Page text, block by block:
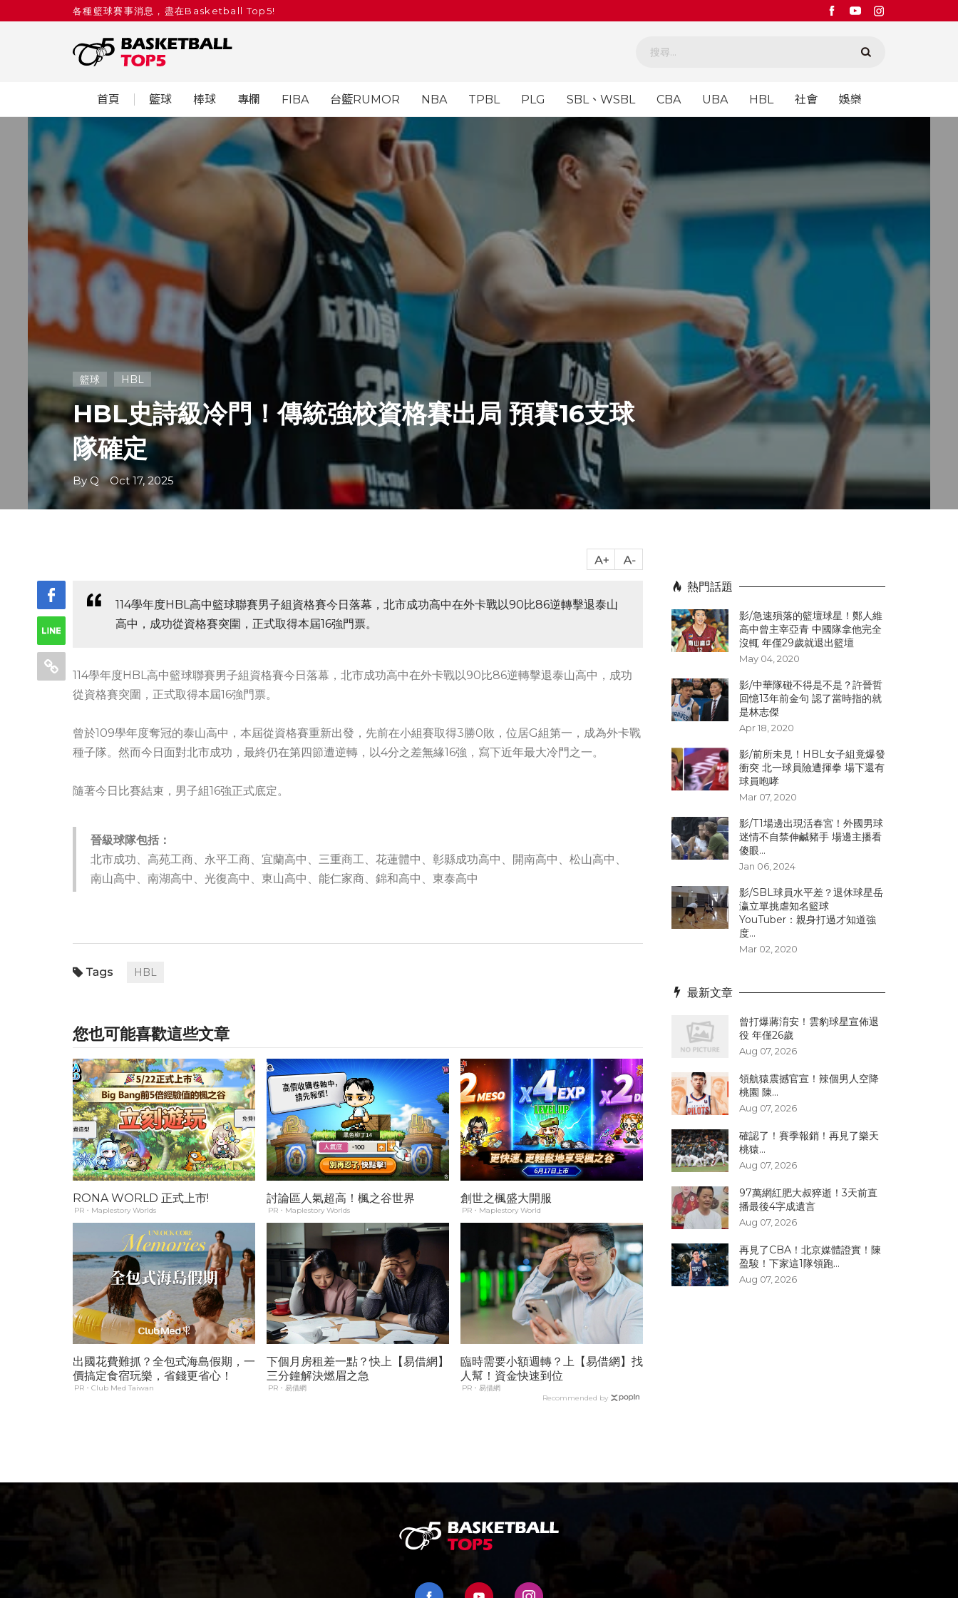
各種籃球賽事消息，盡在Basketball Top5!
首頁 籃球 棒球 專欄 FIBA 台籃RUMOR NBA TPBL PLG SBL、WSBL CBA UBA HBL 社會 娛樂
籃球 HBL
HBL史詩級冷門！傳統強校資格賽出局 預賽16支球
隊確定
By Q Oct 17, 2025
114學年度HBL高中籃球聯賽男子組資格賽今日落幕，北市成功高中在外卡戰以90比86逆轉擊退泰山
高中，成功從資格賽突圍，正式取得本屆16強門票。
114學年度HBL高中籃球聯賽男子組資格賽今日落幕，北市成功高中在外卡戰以90比86逆轉擊退泰山高中，成功
從資格賽突圍，正式取得本屆16強門票。
曾於109學年度奪冠的泰山高中，本屆從資格賽重新出發，先前在小組賽取得3勝0敗，位居G組第一，成為外卡戰
種子隊。然而今日面對北市成功，最終仍在第四節遭逆轉，以4分之差無緣16強，寫下近年最大冷門之一。
隨著今日比賽結束，男子組16強正式底定。
晉級球隊包括：
北市成功、高苑工商、永平工商、宜蘭高中、三重商工、花蓮體中、彰縣成功高中、開南高中、松山高中、
南山高中、南湖高中、光復高中、東山高中、能仁家商、錦和高中、東泰高中
HBL
您也可能喜歡這些文章
RONA WORLD 正式上市!
PR・Maplestory Worlds
討論區人氣超高！楓之谷世界
PR・Maplestory Worlds
創世之楓盛大開服
PR・Maplestory World
出國花費難抓？全包式海島假期，一
價搞定食宿玩樂，省錢更省心！
PR・Club Med Taiwan
下個月房租差一點？快上【易借網】
三分鐘解決燃眉之急
PR・易借網
臨時需要小額週轉？上【易借網】找
人幫！資金快速到位
PR・易借網
Recommended by
熱門話題
影/急速殞落的籃壇球星！鄭人維
高中曾主宰亞青 中國隊拿他完全
沒輒 年僅29歲就退出籃壇
May 04, 2020
影/中華隊碰不得是不是？許晉哲
回憶13年前金句 認了當時指的就
是林志傑
Apr 18, 2020
影/前所未見！HBL女子組竟爆發
衝突 北一球員險遭揮拳 場下還有
球員咆哮
Mar 07, 2020
影/T1場邊出現活春宮！外國男球
迷情不自禁伸鹹豬手 場邊主播看
傻眼...
Jan 06, 2024
影/SBL球員水平差？退休球星岳
瀛立單挑虐知名籃球
YouTuber：親身打過才知道強
度...
Mar 02, 2020
最新文章
曾打爆蔣淯安！雲豹球星宣佈退
役 年僅26歲
Aug 07, 2026
領航猿震撼官宣！辣個男人空降
桃園 陳...
Aug 07, 2026
確認了！賽季報銷！再見了樂天
桃猿...
Aug 07, 2026
97萬網紅肥大叔猝逝！3天前直
播最後4字成遺言
Aug 07, 2026
再見了CBA！北京媒體證實！陳
盈駿！下家這1隊領跑...
Aug 07, 2026